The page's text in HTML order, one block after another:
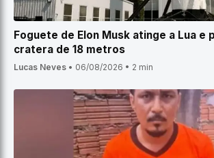
Foguete de Elon Musk atinge a Lua e
cratera de 18 metros
Lucas Neves • 06/08/2026 • 2 min